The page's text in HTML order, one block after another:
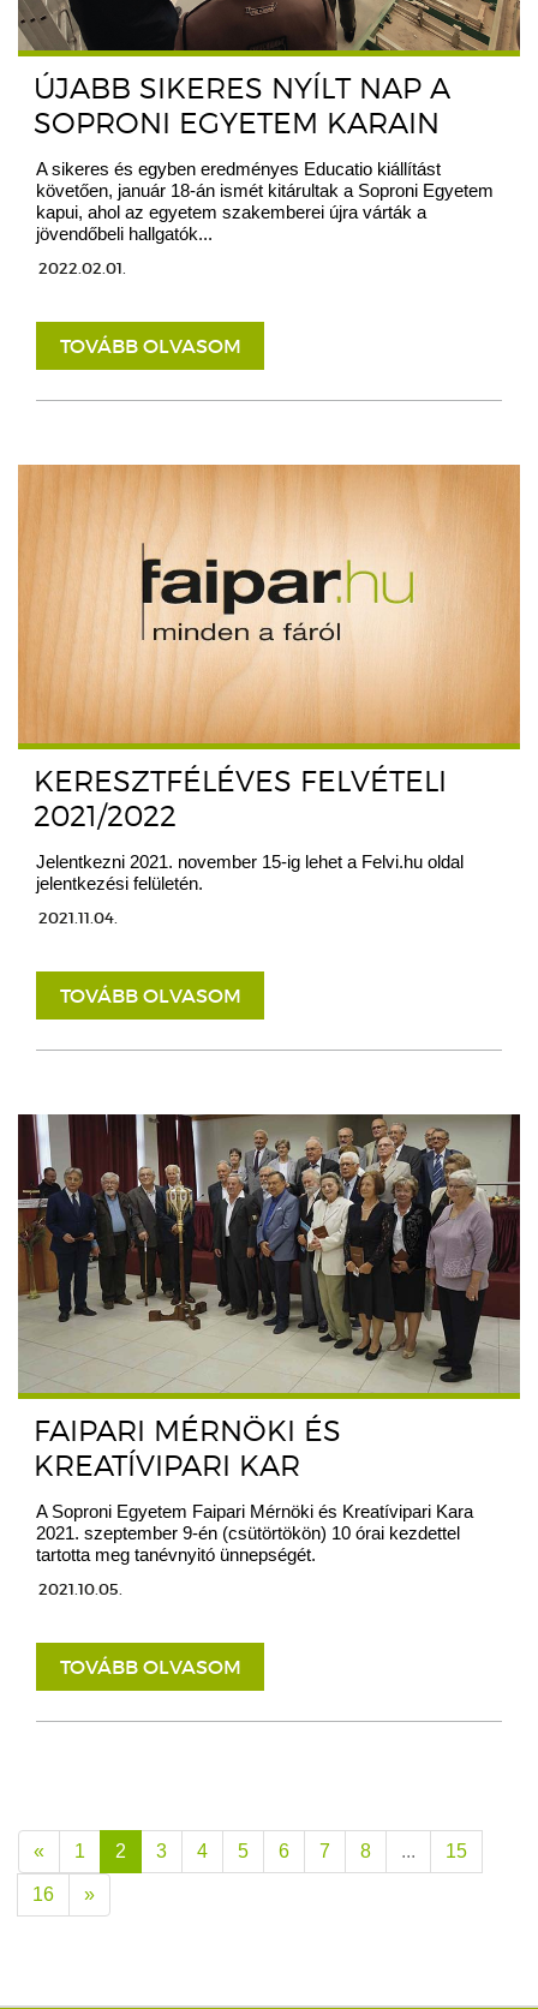
ÚJABB SIKERES NYÍLT NAP A
SOPRONI EGYETEM KARAIN
A sikeres és egyben eredményes Educatio kiállítást
követően, január 18-án ismét kitárultak a Soproni Egyetem
kapui, ahol az egyetem szakemberei újra várták a
jövendőbeli hallgatók...
2022.02.01.
TOVÁBB OLVASOM
KERESZTFÉLÉVES FELVÉTELI
2021/2022
Jelentkezni 2021. november 15-ig lehet a Felvi.hu oldal
jelentkezési felületén.
2021.11.04.
TOVÁBB OLVASOM
FAIPARI MÉRNÖKI ÉS
KREATÍVIPARI KAR
A Soproni Egyetem Faipari Mérnöki és Kreatívipari Kara
2021. szeptember 9-én (csütörtökön) 10 órai kezdettel
tartotta meg tanévnyitó ünnepségét.
2021.10.05.
TOVÁBB OLVASOM
« 1 2 3 4 5 6 7 8 ... 15
16 »